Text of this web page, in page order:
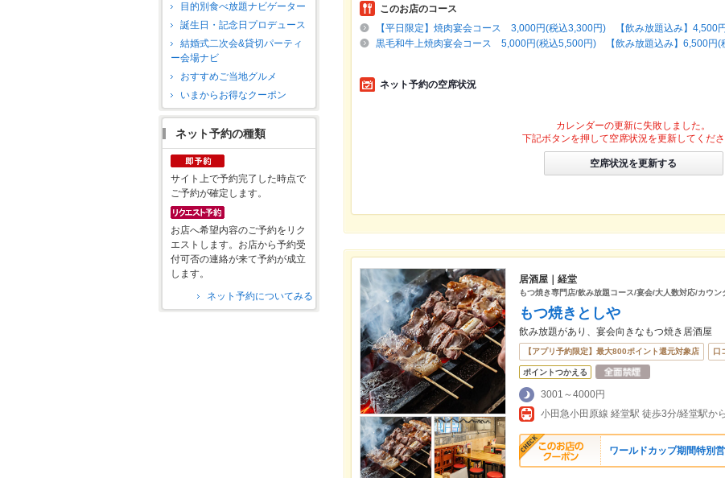
目的別食べ放題ナビゲーター
誕生日・記念日プロデュース
結婚式二次会&貸切パーティ
ー会場ナビ
おすすめご当地グルメ
いまからお得なクーポン
ネット予約の種類
サイト上で予約完了した時点で
ご予約が確定します。
お店へ希望内容のご予約をリク
エストします。お店から予約受
付可否の連絡が来て予約が成立
します。
ネット予約についてみる
このお店のコース
【平日限定】焼肉宴会コース 3,000円(税込3,300円) 【飲み放題込み】4,500
黒毛和牛上焼肉宴会コース 5,000円(税込5,500円) 【飲み放題込み】6,500円(
ネット予約の空席状況
カレンダーの更新に失敗しました。
下記ボタンを押して空席状況を更新してくださ
空席状況を更新する
居酒屋｜経堂
もつ焼き専門店/飲み放題コース/宴会/大人数対応/カウ
もつ焼きとしや
飲み放題があり、宴会向きなもつ焼き居酒屋
【アプリ予約限定】最大800ポイント還元対象店 口
ポイントつかえる
3001～4000円
小田急小田原線 経堂駅 徒歩3分/経堂駅か
ワールドカップ期間特別